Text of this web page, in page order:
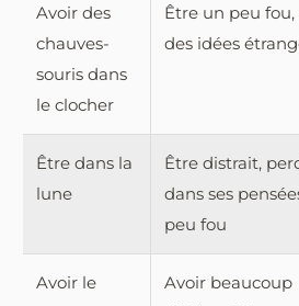
Avoir des
chauves-
souris dans
le clocher
Être un peu fou,
des idées
Être dans la
lune
Être distrait,
dans ses
peu fou
Avoir le
Avoir beaucoup